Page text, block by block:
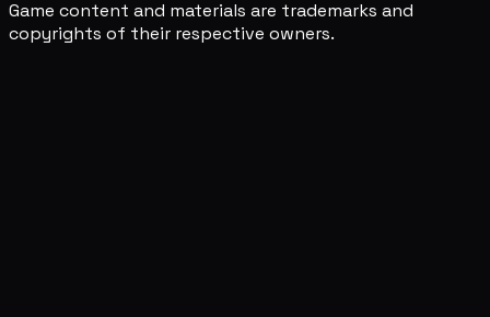
Game content and materials are trademarks and
copyrights of their respective owners.